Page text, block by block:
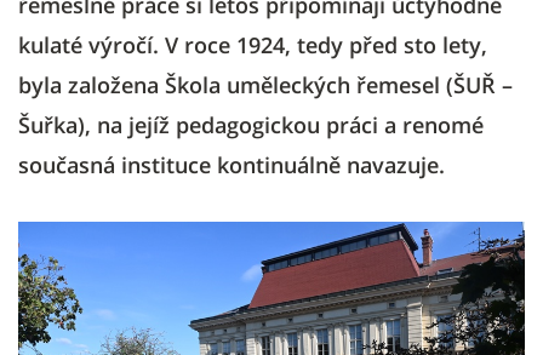
kulaté výročí. V roce 1924, tedy před sto lety,
byla založena Škola uměleckých řemesel (ŠUŘ –
Šuřka), na jejíž pedagogickou práci a renomé
současná instituce kontinuálně navazuje.